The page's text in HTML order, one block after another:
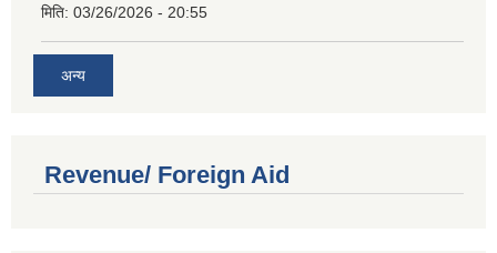
मिति: 03/26/2026 - 20:55
अन्य
Revenue/ Foreign Aid